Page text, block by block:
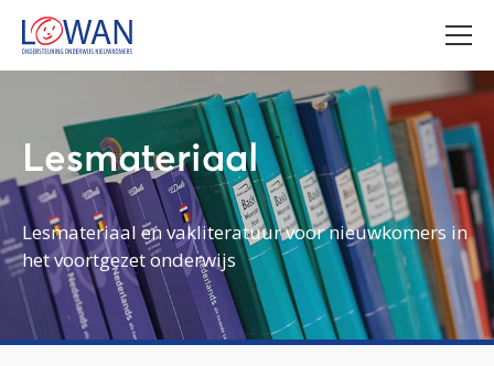
Lesmateriaal
Lesmateriaal en vakliteratuur voor nieuwkomers in
het voortgezet onderwijs